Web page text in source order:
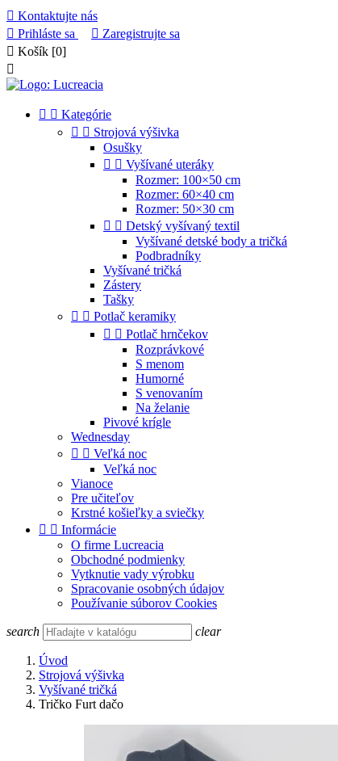
 Kontaktujte nás
 Prihláste sa  Zaregistrujte sa
 Košík [0]

  Kategórie
  Strojová výšivka
Osušky
  Vyšívané uteráky
Rozmer: 100×50 cm
Rozmer: 60×40 cm
Rozmer: 50×30 cm
  Detský vyšívaný textil
Vyšívané detské body a tričká
Podbradníky
Vyšívané tričká
Zástery
Tašky
  Potlač keramiky
  Potlač hrnčekov
Rozprávkové
S menom
Humorné
S venovaním
Na želanie
Pivové krígle
Wednesday
  Veľká noc
Veľká noc
Vianoce
Pre učiteľov
Krstné košieľky a sviečky
  Informácie
O firme Lucreacia
Obchodné podmienky
Vytknutie vady výrobku
Spracovanie osobných údajov
Používanie súborov Cookies
search clear
Úvod
Strojová výšivka
Vyšívané tričká
Tričko Furt dačo